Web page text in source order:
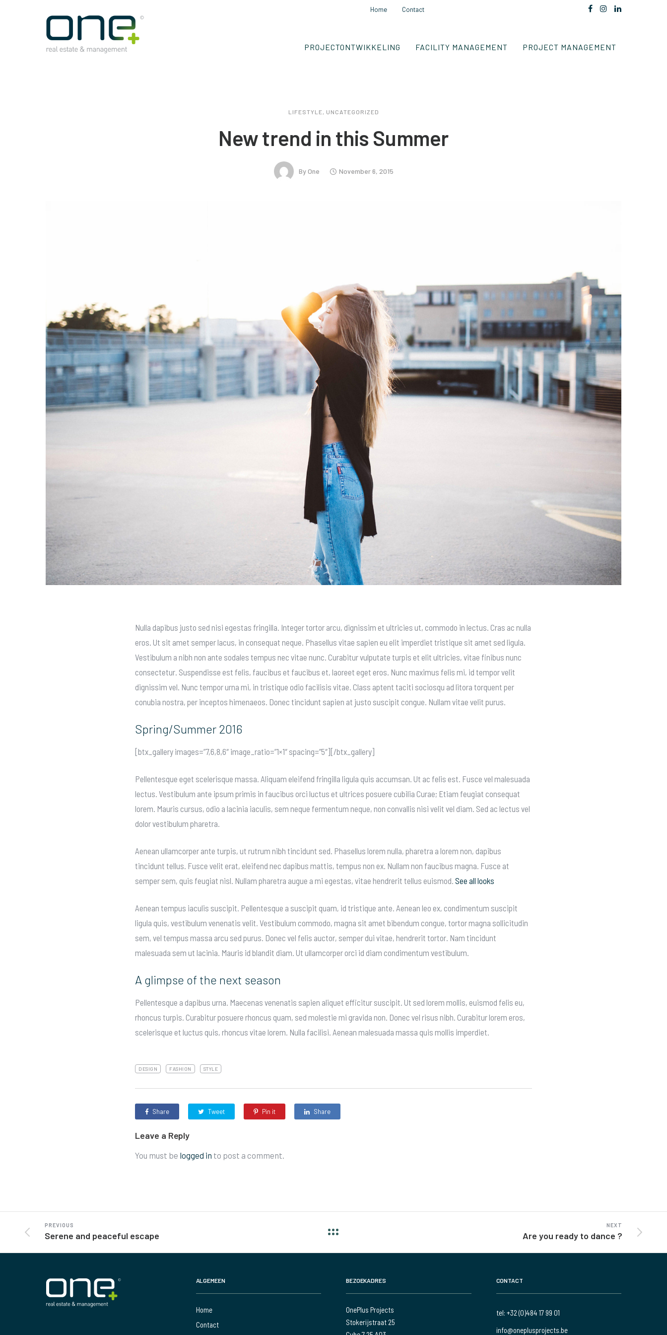
Home Contact
PROJECTONTWIKKELING FACILITY MANAGEMENT PROJECT MANAGEMENT
LIFESTYLE, UNCATEGORIZED
New trend in this Summer
ByOne November 6, 2015
Nulla dapibus justo sed nisi egestas fringilla. Integer tortor arcu, dignissim et ultricies ut, commodo in lectus. Cras ac nulla
eros. Ut sit amet semper lacus, in consequat neque. Phasellus vitae sapien eu elit imperdiet tristique sit amet sed ligula.
Vestibulum a nibh non ante sodales tempus nec vitae nunc. Curabitur vulputate turpis et elit ultricies, vitae finibus nunc
consectetur. Suspendisse est felis, faucibus et faucibus et, laoreet eget eros. Nunc maximus felis mi, id tempor velit
dignissim vel. Nunc tempor urna mi, in tristique odio facilisis vitae. Class aptent taciti sociosqu ad litora torquent per
conubia nostra, per inceptos himenaeos. Donec tincidunt sapien at justo suscipit congue. Nullam vitae velit purus.
Spring/Summer 2016
[btx_gallery images=”7,6,8,6″ image_ratio=”1×1″ spacing=”5″][/btx_gallery]
Pellentesque eget scelerisque massa. Aliquam eleifend fringilla ligula quis accumsan. Ut ac felis est. Fusce vel malesuada
lectus. Vestibulum ante ipsum primis in faucibus orci luctus et ultrices posuere cubilia Curae; Etiam feugiat consequat
lorem. Mauris cursus, odio a lacinia iaculis, sem neque fermentum neque, non convallis nisi velit vel diam. Sed ac lectus vel
dolor vestibulum pharetra.
Aenean ullamcorper ante turpis, ut rutrum nibh tincidunt sed. Phasellus lorem nulla, pharetra a lorem non, dapibus
tincidunt tellus. Fusce velit erat, eleifend nec dapibus mattis, tempus non ex. Nullam non faucibus magna. Fusce at
semper sem, quis feugiat nisl. Nullam pharetra augue a mi egestas, vitae hendrerit tellus euismod. See all looks
Aenean tempus iaculis suscipit. Pellentesque a suscipit quam, id tristique ante. Aenean leo ex, condimentum suscipit
ligula quis, vestibulum venenatis velit. Vestibulum commodo, magna sit amet bibendum congue, tortor magna sollicitudin
sem, vel tempus massa arcu sed purus. Donec vel felis auctor, semper dui vitae, hendrerit tortor. Nam tincidunt
malesuada sem ut lacinia. Mauris id blandit diam. Ut ullamcorper orci id diam condimentum vestibulum.
A glimpse of the next season
Pellentesque a dapibus urna. Maecenas venenatis sapien aliquet efficitur suscipit. Ut sed lorem mollis, euismod felis eu,
rhoncus turpis. Curabitur posuere rhoncus quam, sed molestie mi gravida non. Donec vel risus nibh. Curabitur lorem eros,
scelerisque et luctus quis, rhoncus vitae lorem. Nulla facilisi. Aenean malesuada massa quis mollis imperdiet.
DESIGN FASHION STYLE
Share Tweet Pin it Share
Leave a Reply
You must be logged in to post a comment.
PREVIOUS
Serene and peaceful escape
NEXT
Are you ready to dance ?
ALGEMEEN
Home
Contact
BEZOEKADRES
OnePlus Projects
Stokerijstraat 25
CONTACT
tel: +32 (0)484 17 99 01
info@oneplusprojects.be